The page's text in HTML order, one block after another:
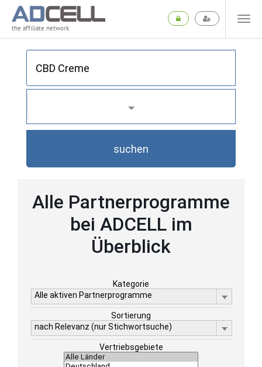
the affiliate network
suchen
Alle Partnerprogramme
bei ADCELL im
Überblick
Kategorie
Alle aktiven Partnerprogramme
Sortierung
nach Relevanz (nur Stichwortsuche)
Vertriebsgebiete